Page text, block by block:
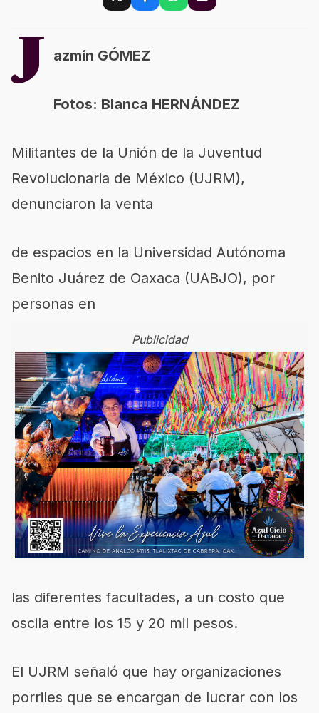
J azmín GÓMEZ
Fotos: Blanca HERNÁNDEZ
Militantes de la Unión de la Juventud
Revolucionaria de México (UJRM),
denunciaron la venta
de espacios en la Universidad Autónoma
Benito Juárez de Oaxaca (UABJO), por
personas en
Publicidad
las diferentes facultades, a un costo que
oscila entre los 15 y 20 mil pesos.
El UJRM señaló que hay organizaciones
porriles que se encargan de lucrar con los